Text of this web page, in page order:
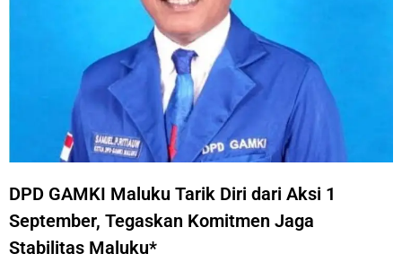
DPD GAMKI Maluku Tarik Diri dari Aksi 1
September, Tegaskan Komitmen Jaga
Stabilitas Maluku*